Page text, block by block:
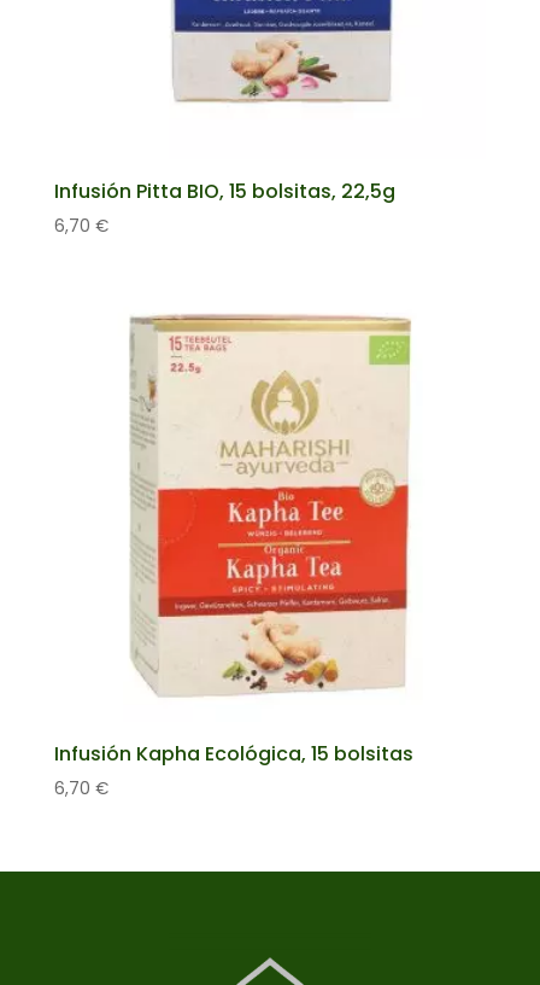
Infusión Pitta BIO, 15 bolsitas, 22,5g
6,70 €
Infusión Kapha Ecológica, 15 bolsitas
6,70 €